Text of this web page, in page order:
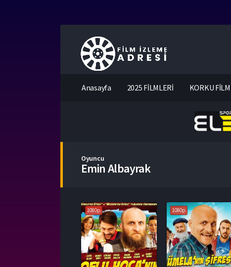
Anasayfa 2025 FİLMLERİ KORKU
Oyuncu
Emin Albayrak
1080p 1080p